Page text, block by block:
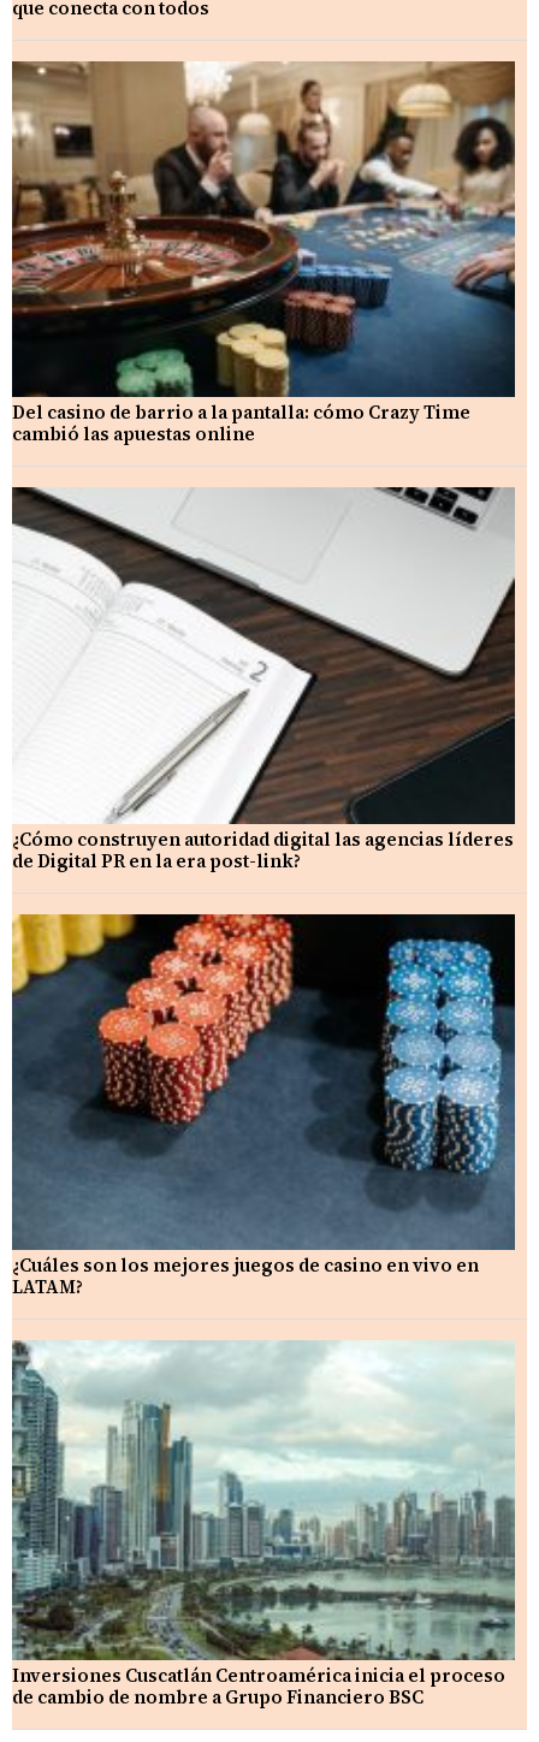
que conecta con todos
Del casino de barrio a la pantalla: cómo Crazy Time
cambió las apuestas online
¿Cómo construyen autoridad digital las agencias líderes
de Digital PR en la era post-link?
¿Cuáles son los mejores juegos de casino en vivo en
LATAM?
Inversiones Cuscatlán Centroamérica inicia el proceso
de cambio de nombre a Grupo Financiero BSC